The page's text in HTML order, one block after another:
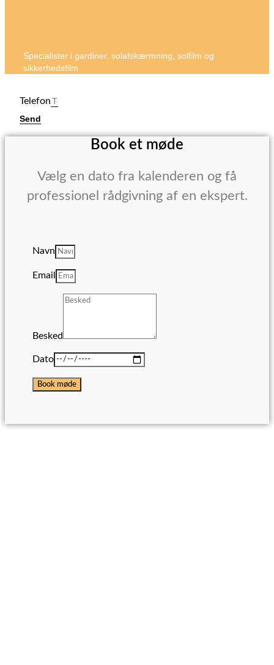
Specialister i gardiner, solafskærmning, solfilm og
sikkerhedsfilm
Telefon
Send
Book et møde
Vælg en dato fra kalenderen og få
professionel rådgivning af en ekspert.
Navn
Email
Besked
Dato
Book møde